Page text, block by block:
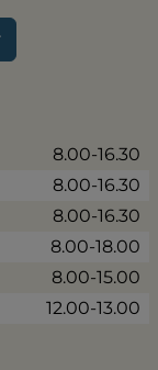
8.00-16.30
8.00-16.30
8.00-16.30
8.00-18.00
8.00-15.00
12.00-13.00